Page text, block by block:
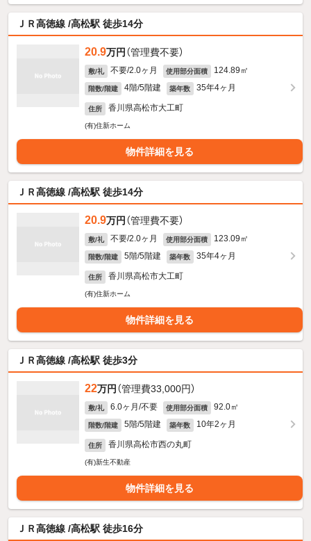
ＪＲ高徳線 /高松駅 徒歩14分
20.9万円 （管理費不要）
敷/礼 不要/2.0ヶ月 使用部分面積 124.89㎡
階数/階建 4階/5階建 築年数 35年4ヶ月
住所 香川県高松市大工町
(有)住新ホーム
物件詳細を見る
ＪＲ高徳線 /高松駅 徒歩14分
20.9万円 （管理費不要）
敷/礼 不要/2.0ヶ月 使用部分面積 123.09㎡
階数/階建 5階/5階建 築年数 35年4ヶ月
住所 香川県高松市大工町
(有)住新ホーム
物件詳細を見る
ＪＲ高徳線 /高松駅 徒歩3分
22万円 （管理費33,000円）
敷/礼 6.0ヶ月/不要 使用部分面積 92.0㎡
階数/階建 5階/5階建 築年数 10年2ヶ月
住所 香川県高松市西の丸町
(有)新生不動産
物件詳細を見る
ＪＲ高徳線 /高松駅 徒歩16分